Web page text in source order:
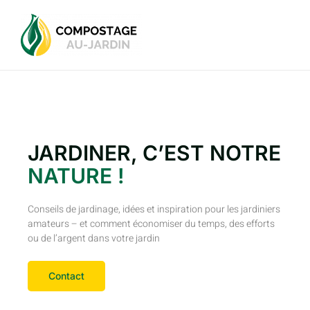
JARDINER, C’EST NOTRE
NATURE !
Conseils de jardinage, idées et inspiration pour les jardiniers
amateurs – et comment économiser du temps, des efforts
ou de l’argent dans votre jardin
workmanship
going
Contact